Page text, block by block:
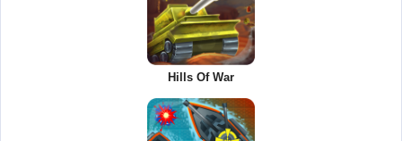
Hills Of War